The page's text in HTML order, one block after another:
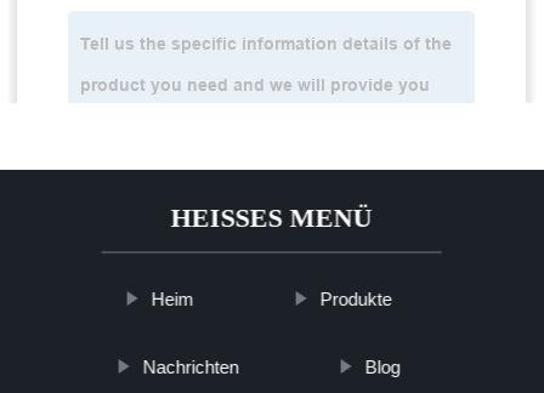
HEISSES MENÜ
Heim Produkte
Nachrichten Blog